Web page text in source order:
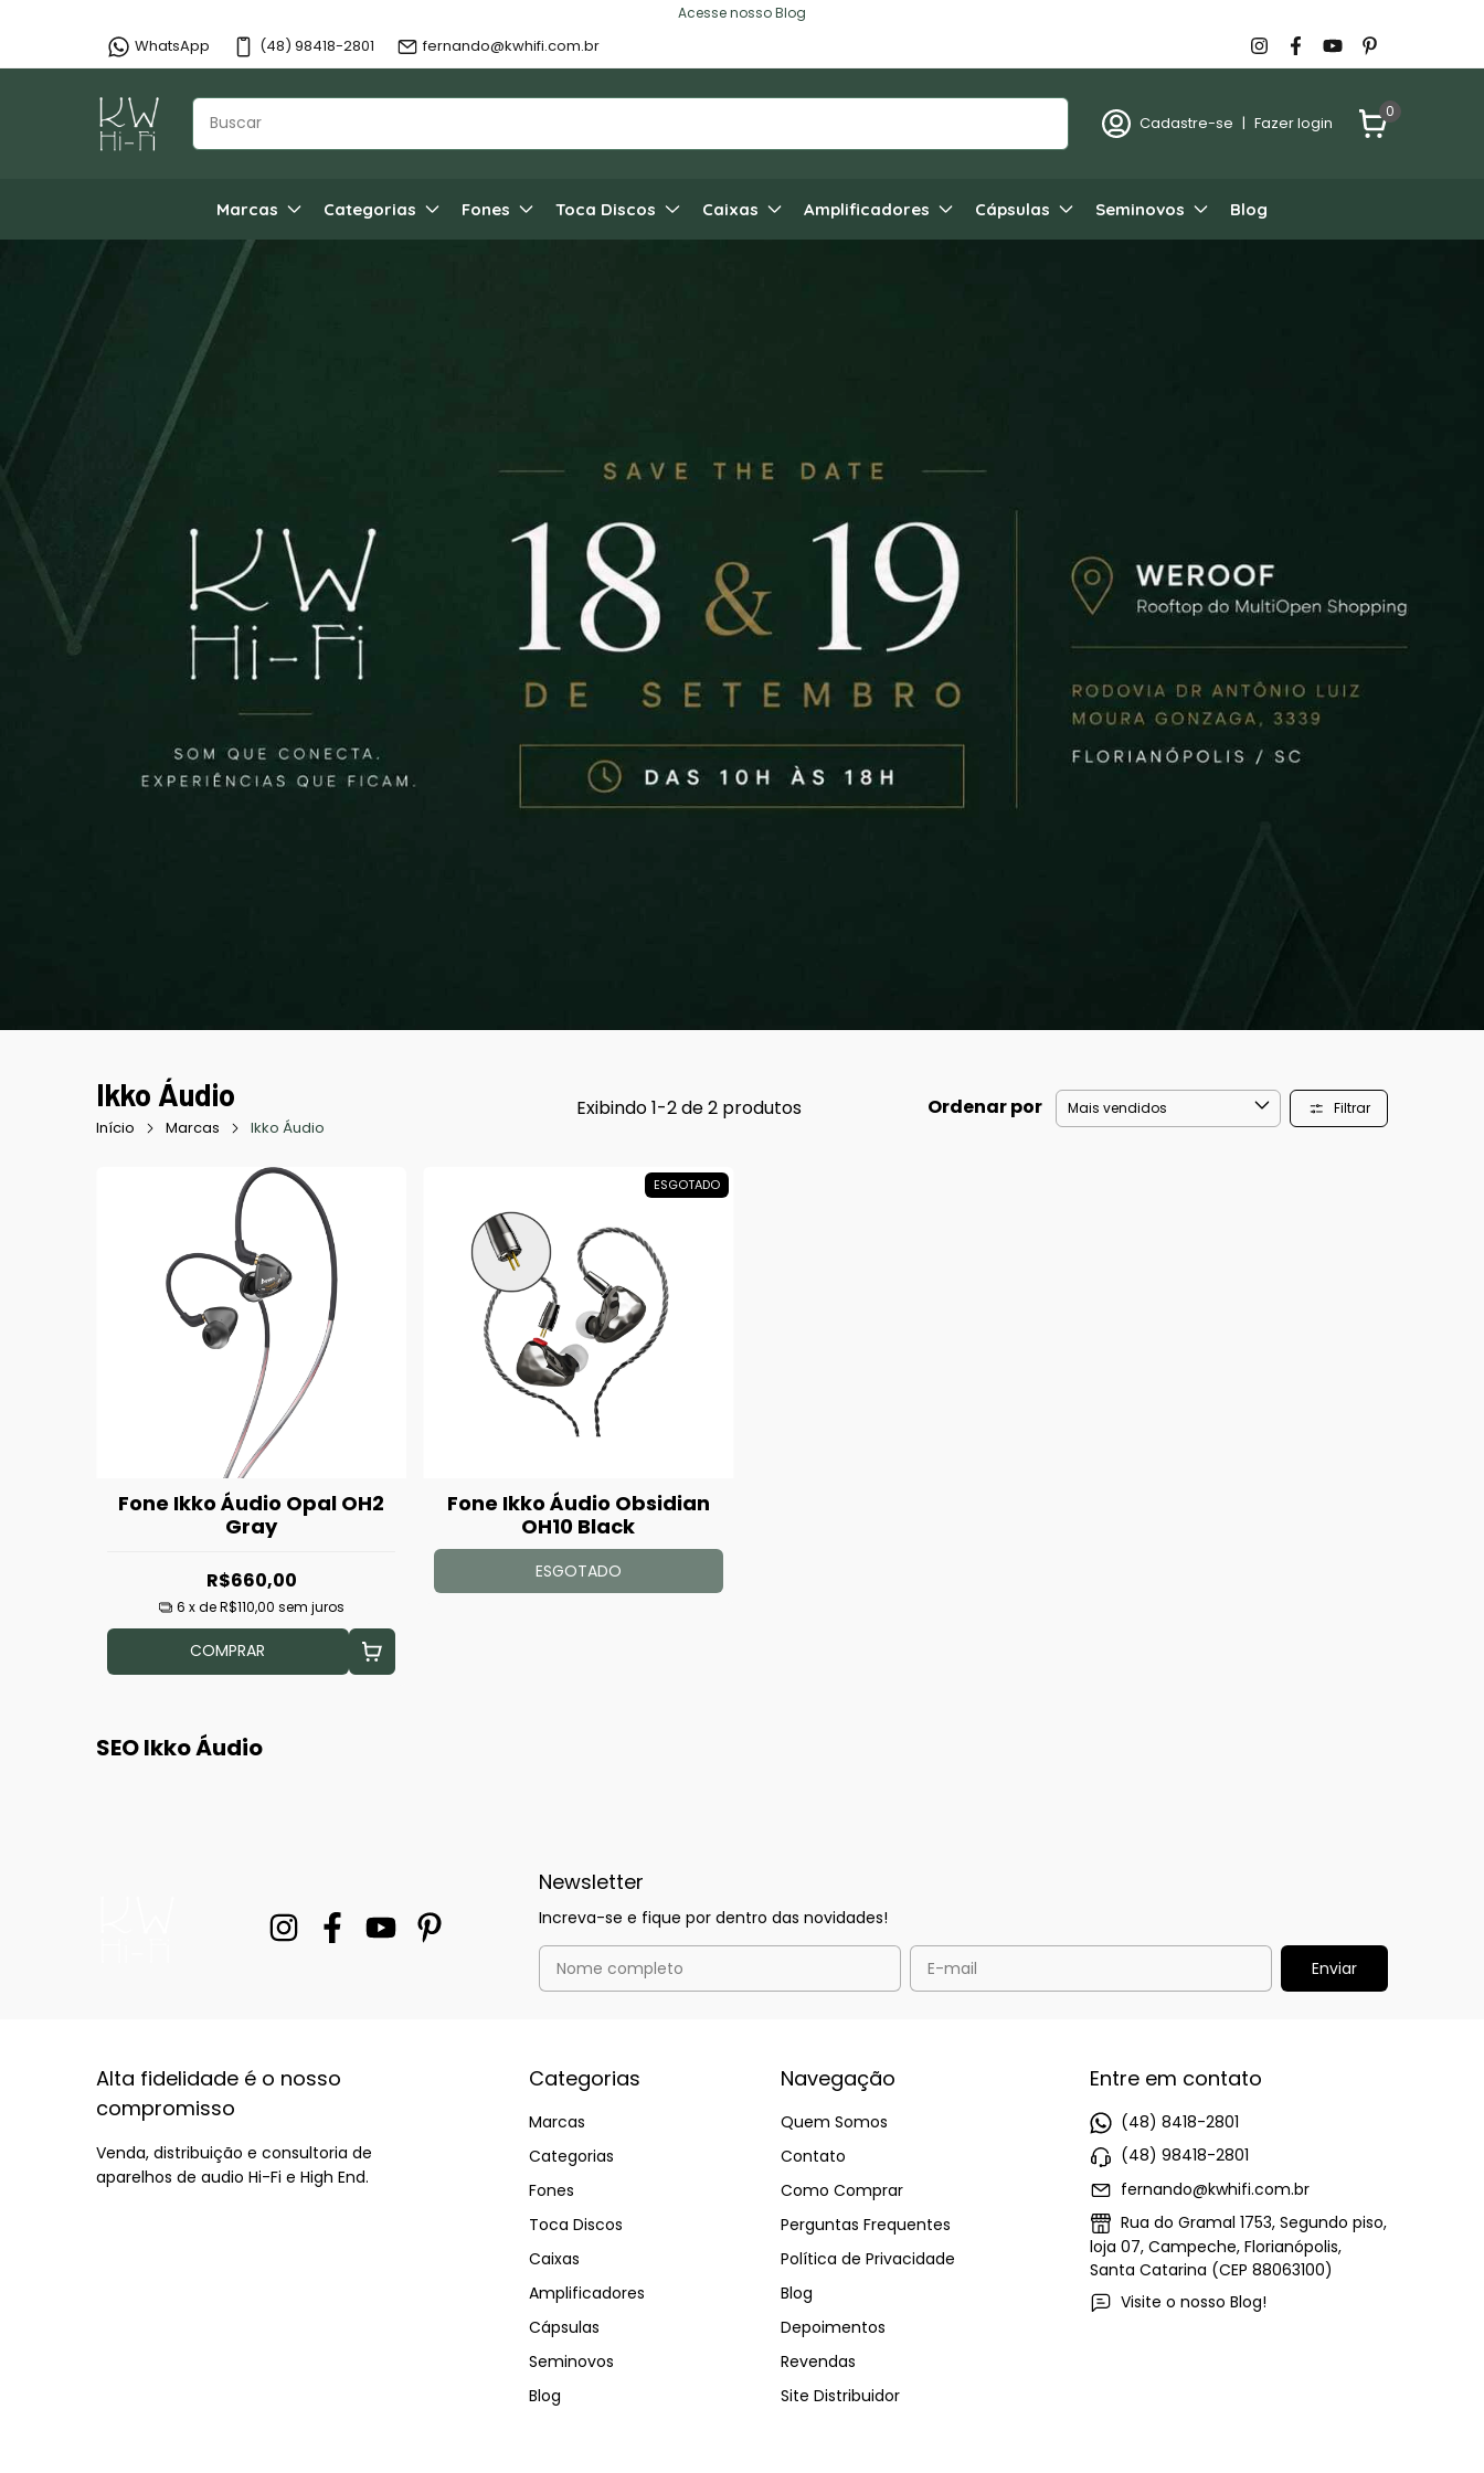
Acesse nosso Blog
WhatsApp (48) 98418-2801 fernando@kwhifi.com.br
Cadastre-se | Fazer login
0
Marcas Categorias Fones Toca Discos Caixas Amplificadores Cápsulas Seminovos Blog
Ikko Áudio
Início Marcas Ikko Áudio
Exibindo 1-2 de 2 produtos Ordenar por Filtrar
Fone Ikko Áudio Opal OH2
Gray
R$660,00
6 x deR$110,00 sem juros
COMPRAR
ESGOTADO
Fone Ikko Áudio Obsidian
OH10 Black
ESGOTADO
SEO Ikko Áudio
Newsletter
Increva-se e fique por dentro das novidades!
Alta fidelidade é o nosso
compromisso
Venda, distribuição e consultoria de
aparelhos de audio Hi-Fi e High End.
Categorias
Marcas
Categorias
Fones
Toca Discos
Caixas
Amplificadores
Cápsulas
Seminovos
Blog
Navegação
Quem Somos
Contato
Como Comprar
Perguntas Frequentes
Política de Privacidade
Blog
Depoimentos
Revendas
Site Distribuidor
Entre em contato
(48) 8418-2801
(48) 98418-2801
fernando@kwhifi.com.br
Rua do Gramal 1753, Segundo piso,
loja 07, Campeche, Florianópolis,
Santa Catarina (CEP 88063100)
Visite o nosso Blog!